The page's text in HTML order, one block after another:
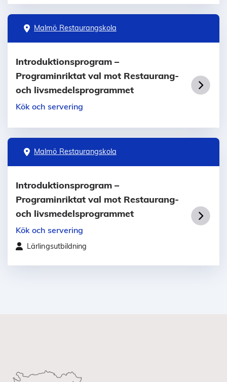
Malmö Restaurangskola
Introduktionsprogram –
Programinriktat val mot Restaurang-
och livsmedelsprogrammet
Kök och servering
Malmö Restaurangskola
Introduktionsprogram –
Programinriktat val mot Restaurang-
och livsmedelsprogrammet
Kök och servering
Lärlingsutbildning